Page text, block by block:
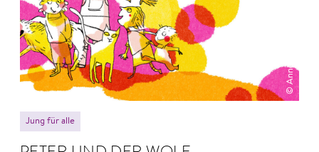
© Anne Hofmann
Jung für alle